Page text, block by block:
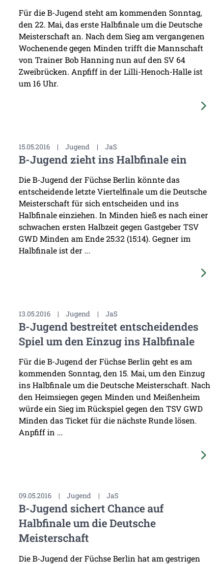
Für die B-Jugend steht am kommenden Sonntag,
den 22. Mai, das erste Halbfinale um die Deutsche
Meisterschaft an. Nach dem Sieg am vergangenen
Wochenende gegen Minden trifft die Mannschaft
von Trainer Bob Hanning nun auf den SV 64
Zweibrücken. Anpfiff in der Lilli-Henoch-Halle ist
um 16 Uhr.
15.05.2016 | Jugend | JaS
B-Jugend zieht ins Halbfinale ein
Die B-Jugend der Füchse Berlin könnte das
entscheidende letzte Viertelfinale um die Deutsche
Meisterschaft für sich entscheiden und ins
Halbfinale einziehen. In Minden hieß es nach einer
schwachen ersten Halbzeit gegen Gastgeber TSV
GWD Minden am Ende 25:32 (15:14). Gegner im
Halbfinale ist der ...
13.05.2016 | Jugend | JaS
B-Jugend bestreitet entscheidendes
Spiel um den Einzug ins Halbfinale
Für die B-Jugend der Füchse Berlin geht es am
kommenden Sonntag, den 15. Mai, um den Einzug
ins Halbfinale um die Deutsche Meisterschaft. Nach
den Heimsiegen gegen Minden und Meißenheim
würde ein Sieg im Rückspiel gegen den TSV GWD
Minden das Ticket für die nächste Runde lösen.
Anpfiff in ...
09.05.2016 | Jugend | JaS
B-Jugend sichert Chance auf
Halbfinale um die Deutsche
Meisterschaft
Die B-Jugend der Füchse Berlin hat am gestrigen